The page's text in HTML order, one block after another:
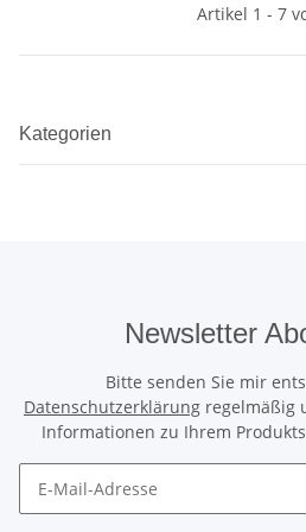
Artikel 1 - 7
Kategorien
Newsletter
Bitte senden Sie mir
Datenschutzerklärung regelmäßig
Informationen zu Ihrem